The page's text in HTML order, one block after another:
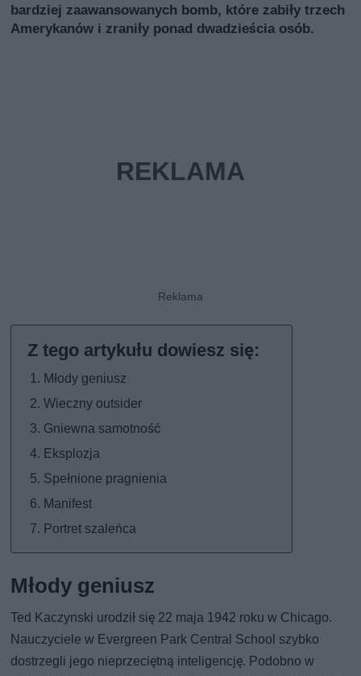
bardziej zaawansowanych bomb, które zabiły trzech
Amerykanów i zraniły ponad dwadzieścia osób.
Młody geniusz
Wieczny outsider
Gniewna samotność
Eksplozja
Spełnione pragnienia
Manifest
Portret szaleńca
Młody geniusz
Ted Kaczynski urodził się 22 maja 1942 roku w Chicago.
Nauczyciele w Evergreen Park Central School szybko
dostrzegli jego nieprzeciętną inteligencję. Podobno w